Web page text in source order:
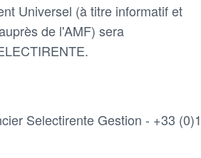
Universel (à titre informatif et
de l'AMF) sera
Selectirente Gestion - +33 (0)1